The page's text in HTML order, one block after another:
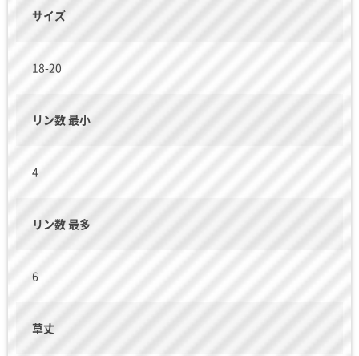
サイズ
18-20
リン数 最小
4
リン数 最多
6
草丈